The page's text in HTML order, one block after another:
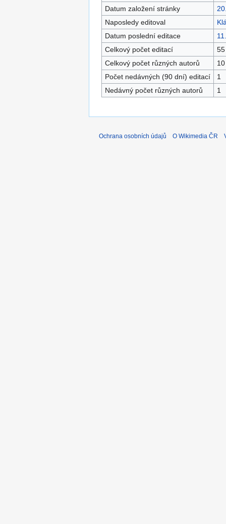
Datum založení stránky
Naposledy editoval
Datum poslední editace
Celkový počet editací
55
Celkový počet různých autorů
10
Počet nedávných (90 dní) editací
1
Nedávný počet různých autorů
1
Ochrana osobních údajů O Wikimedia ČR